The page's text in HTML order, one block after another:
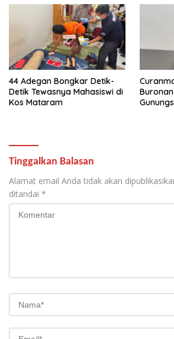
44 Adegan Bongkar Detik-
Detik Tewasnya Mahasiswi di
Kos Mataram
Tinggalkan Balasan
Alamat email Anda tidak akan
ditandai *